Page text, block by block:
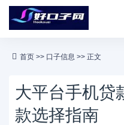
首页 >> 口子信息 >> 正文
大平台手机贷
款选择指南